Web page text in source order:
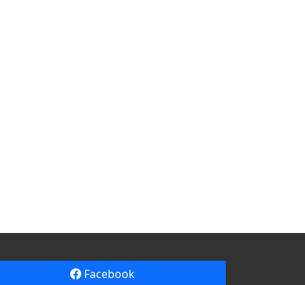
Facebook